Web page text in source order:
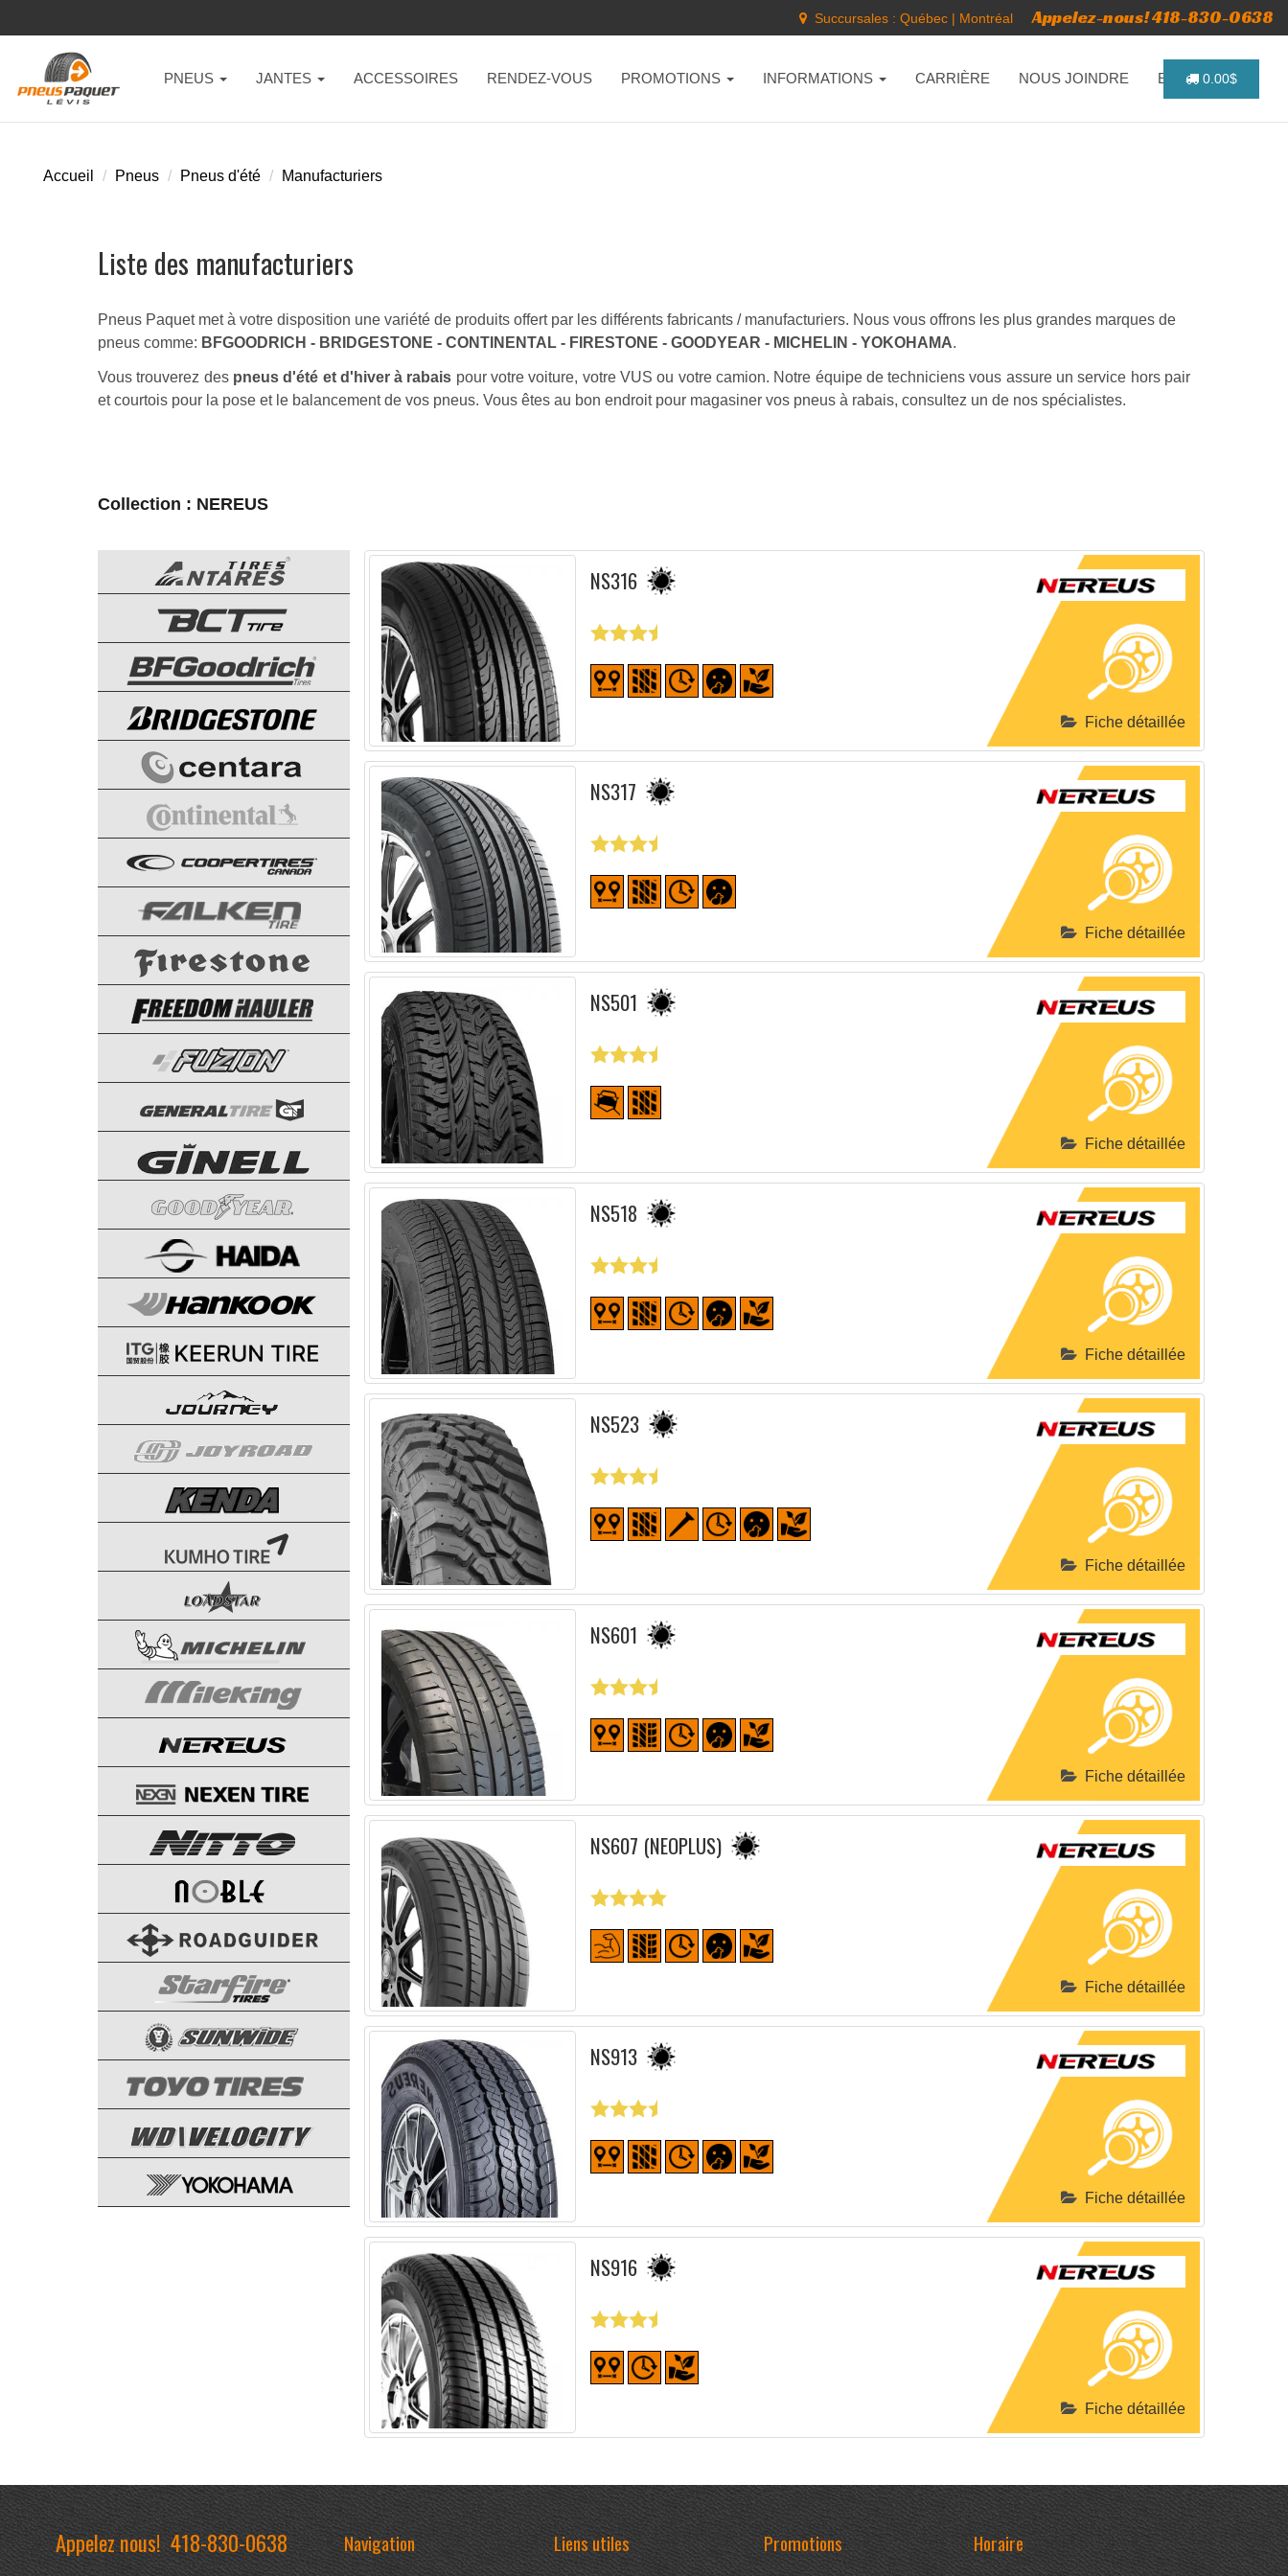
Succursales : Québec | Montréal Appelez-nous! 418-830-0638
PNEUS JANTES ACCESSOIRES RENDEZ-VOUS PROMOTIONS INFORMATIONS CARRIÈRE NOUS JOINDRE ENGLISH
0.00$
Accueil Pneus Pneus d'été Manufacturiers
Liste des manufacturiers
Pneus Paquet met à votre disposition une variété de produits offert par les différents fabricants / manufacturiers. Nous vous offrons les plus grandes marques de
pneus comme: BFGOODRICH - BRIDGESTONE - CONTINENTAL - FIRESTONE - GOODYEAR - MICHELIN - YOKOHAMA.
Vous trouverez des pneus d'été et d'hiver à rabais pour votre voiture, votre VUS ou votre camion. Notre équipe de techniciens vous assure un service hors pair
et courtois pour la pose et le balancement de vos pneus. Vous êtes au bon endroit pour magasiner vos pneus à rabais, consultez un de nos spécialistes.
Collection : NEREUS
NS316
Fiche détaillée
NS317
Fiche détaillée
NS501
Fiche détaillée
NS518
Fiche détaillée
NS523
Fiche détaillée
NS601
Fiche détaillée
NS607 (NEOPLUS)
Fiche détaillée
NS913
Fiche détaillée
NS916
Fiche détaillée
Appelez nous!418-830-0638 Navigation Liens utiles Promotions Horaire